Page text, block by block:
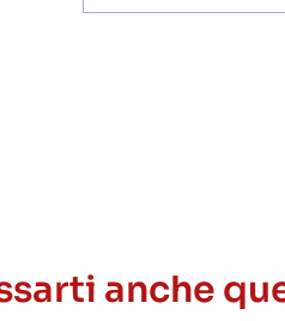
invio
anche